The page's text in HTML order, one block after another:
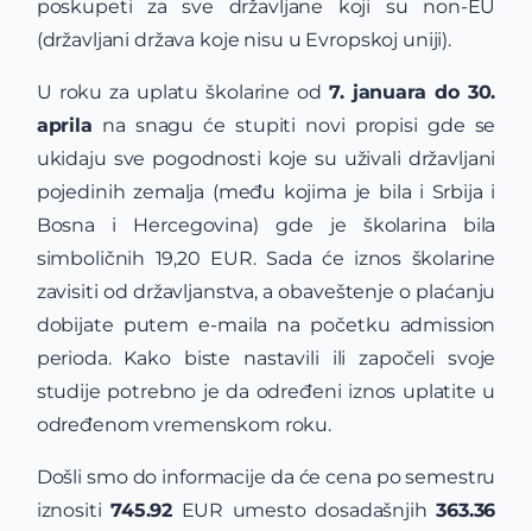
poskupeti za sve državljane koji su non-EU
(državljani država koje nisu u Evropskoj uniji).
U roku za uplatu školarine od 7. januara do 30.
aprila na snagu će stupiti novi propisi gde se
ukidaju sve pogodnosti koje su uživali državljani
pojedinih zemalja (među kojima je bila i Srbija i
Bosna i Hercegovina) gde je školarina bila
simboličnih 19,20 EUR. Sada će iznos školarine
zavisiti od državljanstva, a obaveštenje o plaćanju
dobijate putem e-maila na početku admission
perioda. Kako biste nastavili ili započeli svoje
studije potrebno je da određeni iznos uplatite u
određenom vremenskom roku.
Došli smo do informacije da će cena po semestru
iznositi745.92 EUR umesto dosadašnjih363.36